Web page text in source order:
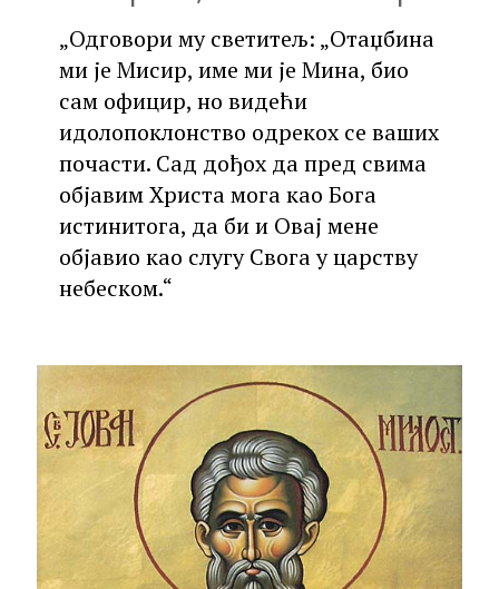
„Одговори му светитељ: „Отаџбина
ми је Мисир, име ми је Мина, био
сам официр, но видећи
идолопоклонство одрекох се ваших
почасти. Сад дођох да пред свима
објавим Христа мога као Бога
истинитога, да би и Овај мене
објавио као слугу Свога у царству
небеском.“